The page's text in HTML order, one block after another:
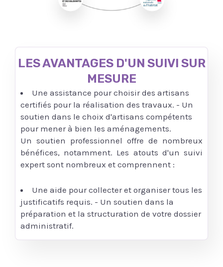
LES AVANTAGES D'UN SUIVI SUR
MESURE
Une assistance pour choisir des artisans
certifiés pour la réalisation des travaux. - Un
soutien dans le choix d'artisans compétents
pour mener à bien les aménagements.
Un soutien professionnel offre de nombreux
bénéfices, notamment. Les atouts d'un suivi
expert sont nombreux et comprennent :
Une aide pour collecter et organiser tous les
justificatifs requis. - Un soutien dans la
préparation et la structuration de votre dossier
administratif.